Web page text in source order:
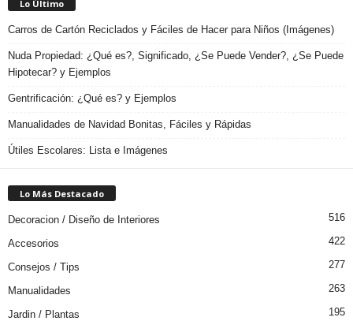
Lo Último
Carros de Cartón Reciclados y Fáciles de Hacer para Niños (Imágenes)
Nuda Propiedad: ¿Qué es?, Significado, ¿Se Puede Vender?, ¿Se Puede
Hipotecar? y Ejemplos
Gentrificación: ¿Qué es? y Ejemplos
Manualidades de Navidad Bonitas, Fáciles y Rápidas
Útiles Escolares: Lista e Imágenes
Lo Más Destacado
Decoracion / Diseño de Interiores 516
Accesorios 422
Consejos / Tips 277
Manualidades 263
Jardin / Plantas 195